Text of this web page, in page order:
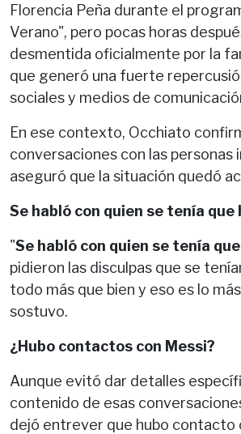
Florencia Peña durante el
Verano", pero pocas horas
desmentida oficialmente por la
que generó una fuerte
sociales y medios de
En ese contexto, Occhiato
conversaciones con las personas
aseguró que la situación quedó
Se habló con quien se tenía que
"Se habló con quien se tenía
pidieron las disculpas que se
todo más que bien y eso es lo
sostuvo.
¿Hubo contactos con Messi?
Aunque evitó dar detalles
contenido de esas
dejó entrever que hubo contacto